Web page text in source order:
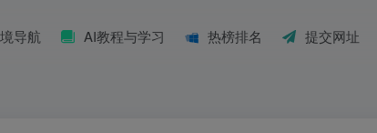
导航 AI教程与学习 热榜排名 提交网址